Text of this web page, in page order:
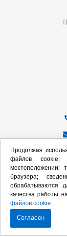
г.
Продолжая
файлов cookie,
браузера;
обрабатываются
качества работы
файлов cookie.
Согласен